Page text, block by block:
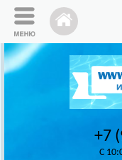
+7
C